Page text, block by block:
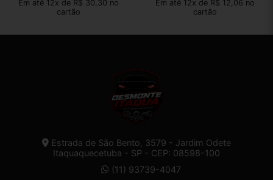
Em até 12x de R$ 30,30 no
cartão
Em até 12x de R$ 12,06 no
cartão
Estrada de São Bento, 3579 - Jardim Odete
Itaquaquecetuba - SP - CEP: 08598-100
(11) 93739-4047